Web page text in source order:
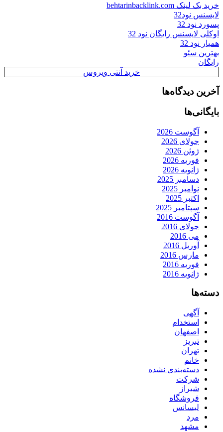
خرید بک لینک behtarinbacklink.com
لایسنس نود32
پسورد نود 32
اوکلی لایسنس رایگان نود 32
همیار نود 32
بهترین سئو
رایگان
خرید آنتی ویروس
آخرین دیدگاه‌ها
بایگانی‌ها
آگوست 2026
جولای 2026
ژوئن 2026
فوریه 2026
ژانویه 2026
دسامبر 2025
نوامبر 2025
اکتبر 2025
سپتامبر 2025
آگوست 2016
جولای 2016
می 2016
آوریل 2016
مارس 2016
فوریه 2016
ژانویه 2016
دسته‌ها
آگهی
استخدام
اصفهان
تبریز
تهران
خانم
دسته‌بندی نشده
شرکت
شیراز
فروشگاه
لیسانس
مرد
مشهد